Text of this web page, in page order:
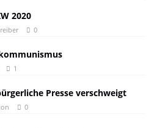
2020
0
1
Presse verschweigt
0